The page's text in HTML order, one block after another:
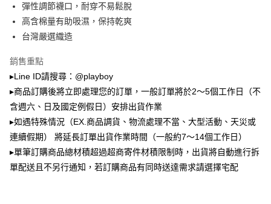
2.透過簡訊連結打開帳單後，可選擇「超商條碼／台灣大直營門市／銀行轉
帳／街口支付／iPASS MONEY」等通路繳費。
【注意事項】
用戶於交易時，得透過本服務購買商品或服務，並由商店將買賣／分期付款
買賣價金債權讓與本公司後，依約使用本公司帳單繳交帳款。
2.基於同意付款使用「大哥付你分期」之契約關係目的，商店將以您的個人
資料（包含姓名、電話或地址）提供予台灣大哥大進項蒐集、處理及利用，
由本公司與您本人進行分期帳單所需資料之確認、核對及更正。
3.完整用戶服務條款，請詳閱以下連結：https://oppay.tw/userRule
每筆NT$100，滿NT$900(含以上)免運費
7-11取貨付款
每筆NT$100，滿NT$900(含以上)免運費
付款後7-11取貨
每筆NT$100，滿NT$700(含以上)免運費
宅配
彈性調節襪口，耐穿不易鬆脫
高含棉量有助吸濕，保持乾爽
台灣嚴選織造
銷售重點
▸Line ID請搜尋：@playboy
▸商品訂購後將立即處理您的訂單，一般訂單將於2～5個工作日（不
含週六、日及國定例假日）安排出貨作業
▸如遇特殊情況（EX.商品調貨、物流處理不當、大型活動、天災或
連續假期） 將延長訂單出貨作業時間（一般約7～14個工作日）
▸單筆訂購商品總材積超過超商寄件材積限制時，出貨將自動進行拆
單配送且不另行通知，若訂購商品有同時送達需求請選擇宅配